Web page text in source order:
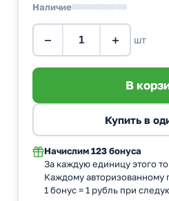
Наличие
− + шт
Начислим 123 бонуса
За каждую единицу этого
Каждому авторизованному
1 бонус = 1 рубль при